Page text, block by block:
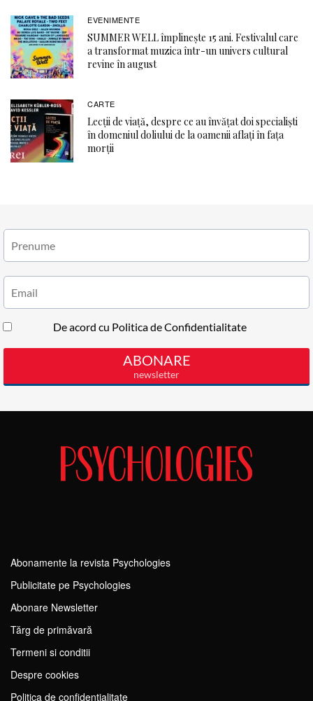
EVENIMENTE
SUMMER WELL împlinește 15 ani. Festivalul care
a transformat muzica într-un univers cultural
revine în august
CARTE
Lecții de viață, despre ce au învățat doi specialiști
în domeniul doliului de la oamenii aflați în fața
morții
Abonamente la revista Psychologies
Publicitate pe Psychologies
Abonare Newsletter
Tărg de primăvară
Termeni si conditii
Despre cookies
Politica de confidențialitate